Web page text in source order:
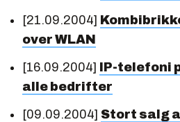
[21.09.2004]
over WLAN
[16.09.2004] IP-telefoni
alle bedrifter
[09.09.2004] Stort salg